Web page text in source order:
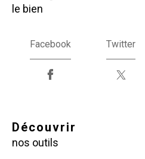
le bien
Facebook Twitter
découvrir
nos outils